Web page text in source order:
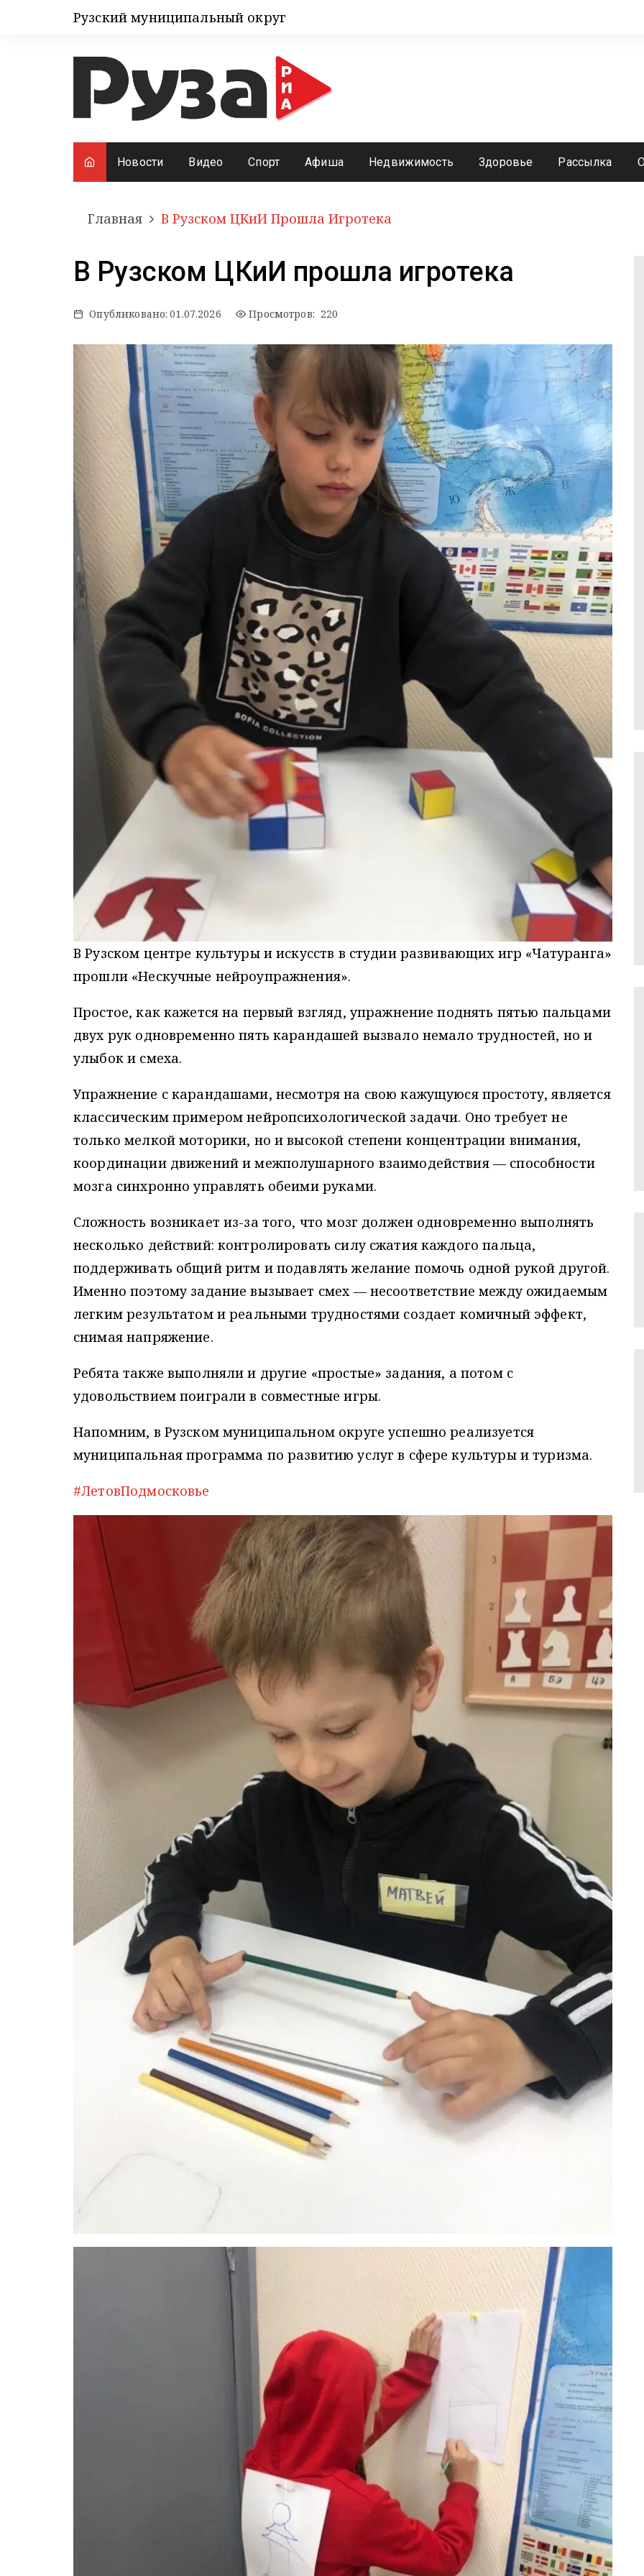
Рузский муниципальный округ
Новости Видео Спорт Афиша Недвижимость Здоровье Рассылка
Главная В Рузском ЦКиИ Прошла Игротека
В Рузском ЦКиИ прошла игротека
Опубликовано: 01.07.2026 Просмотров: 220
В Рузском центре культуры и искусств в студии развивающих игр «Чатуранга»
прошли «Нескучные нейроупражнения».
Простое, как кажется на первый взгляд, упражнение поднять пятью пальцами
двух рук одновременно пять карандашей вызвало немало трудностей, но и
улыбок и смеха.
Упражнение с карандашами, несмотря на свою кажущуюся простоту, является
классическим примером нейропсихологической задачи. Оно требует не
только мелкой моторики, но и высокой степени концентрации внимания,
координации движений и межполушарного взаимодействия — способности
мозга синхронно управлять обеими руками.
Сложность возникает из-за того, что мозг должен одновременно выполнять
несколько действий: контролировать силу сжатия каждого пальца,
поддерживать общий ритм и подавлять желание помочь одной рукой другой.
Именно поэтому задание вызывает смех — несоответствие между ожидаемым
легким результатом и реальными трудностями создает комичный эффект,
снимая напряжение.
Ребята также выполняли и другие «простые» задания, а потом с
удовольствием поиграли в совместные игры.
Напомним, в Рузском муниципальном округе успешно реализуется
муниципальная программа по развитию услуг в сфере культуры и туризма.
#ЛетовПодмосковье